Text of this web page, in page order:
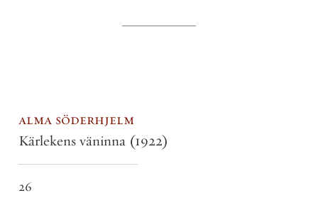
alma söderhjelm
Kärlekens väninna (1922)
26